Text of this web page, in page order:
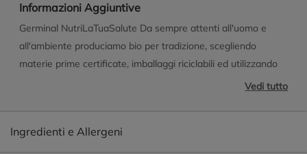
Informazioni Aggiuntive
Germinal NutriLaTuaSalute Da sempre attenti all'uomo e
all'ambiente produciamo bio per tradizione, scegliendo
materie prime certificate, imballaggi riciclabili ed utilizzando
Vedi tutto
Ingredienti e Allergeni